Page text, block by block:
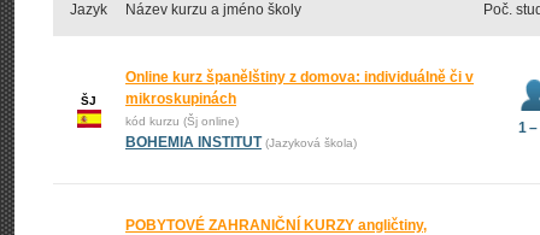
Jazyk Název kurzu a jméno školy Poč.
ŠJ
Online kurz španělštiny z domova: individuálně či v
mikroskupinách
kód kurzu (Šj online)
BOHEMIA INSTITUT (Jazyková škola)
1
POBYTOVÉ ZAHRANIČNÍ KURZY angličtiny,